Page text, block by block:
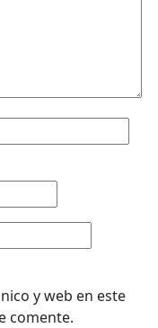
y web en este
comente.